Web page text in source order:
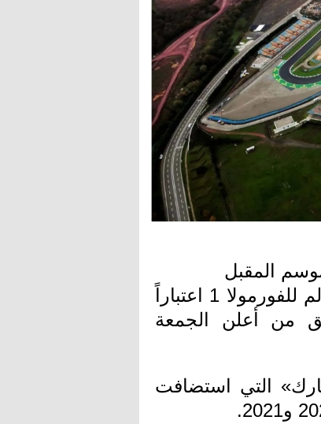
تعود جائزة تركيا الكبرى إلى روزنامة بطولة العالم للفورمولا 1 اعتباراً
من أعلن الجمعة
التي استضافت